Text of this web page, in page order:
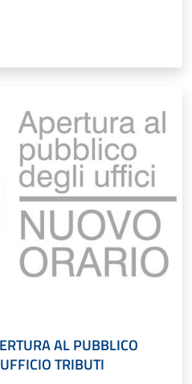
AL PUBBLICO
TRIBUTI